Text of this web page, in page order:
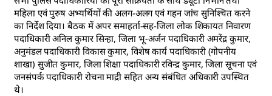
महिला एवं पुरुष अभ्यर्थियों की अलग-अलग एवं गहन जांच सुनिश्चित करने
का निर्देश दिया। बैठक में अपर समाहर्ता-सह-जिला लोक शिकायत निवारण
पदाधिकारी अनिल कुमार सिन्हा, जिला भू-अर्जन पदाधिकारी अमरेंद्र कुमार,
अनुमंडल पदाधिकारी विकास कुमार, विशेष कार्य पदाधिकारी (गोपनीय
शाखा) सुजीत कुमार, जिला शिक्षा पदाधिकारी रविन्द्र कुमार, जिला सूचना एवं
जनसंपर्क पदाधिकारी रोचना माद्री सहित अन्य संबंधित अधिकारी उपस्थित
थे।